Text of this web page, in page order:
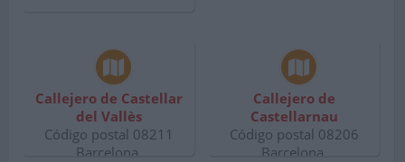
Callejero de Castellar
del Vallès
Código postal 08211
Barcelona.
Callejero de
Castellarnau
Código postal 08206
Barcelona.